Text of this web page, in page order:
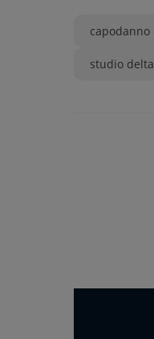
capodanno
studio delta